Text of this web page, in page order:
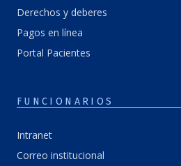
Derechos y deberes
Pagos en línea
Portal Pacientes
FUNCIONARIOS
Intranet
Correo institucional